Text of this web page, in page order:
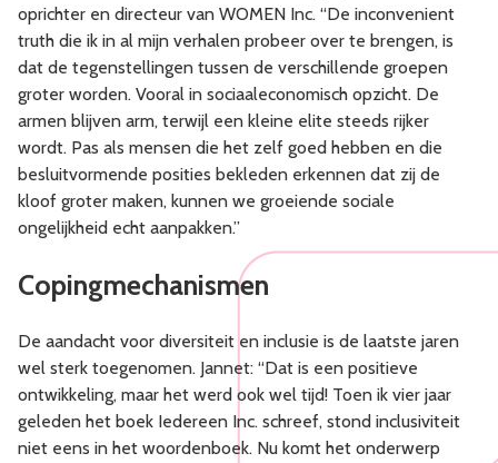
oprichter en directeur van WOMEN Inc. “De inconvenient
truth die ik in al mijn verhalen probeer over te brengen, is
dat de tegenstellingen tussen de verschillende groepen
groter worden. Vooral in sociaaleconomisch opzicht. De
armen blijven arm, terwijl een kleine elite steeds rijker
wordt. Pas als mensen die het zelf goed hebben en die
besluitvormende posities bekleden erkennen dat zij de
kloof groter maken, kunnen we groeiende sociale
ongelijkheid echt aanpakken.”
Copingmechanismen
De aandacht voor diversiteit en inclusie is de laatste jaren
wel sterk toegenomen. Jannet: “Dat is een positieve
ontwikkeling, maar het werd ook wel tijd! Toen ik vier jaar
geleden het boek Iedereen Inc. schreef, stond inclusiviteit
niet eens in het woordenboek. Nu komt het onderwerp